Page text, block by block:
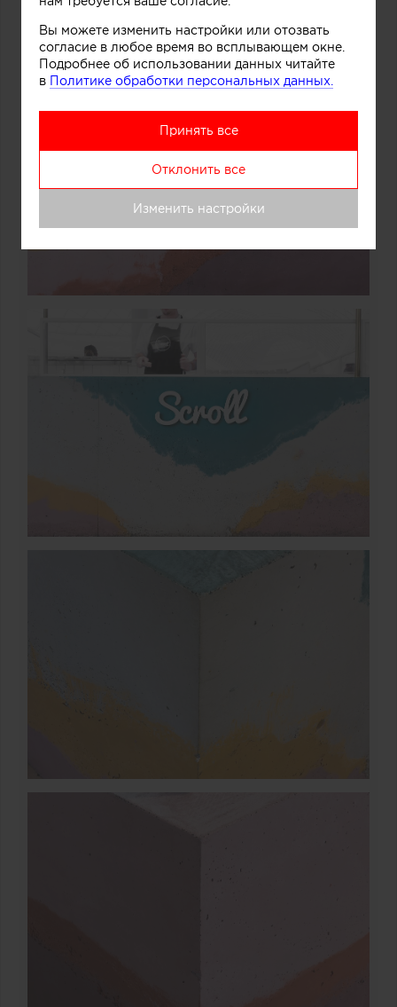
Вы можете изменить настройки или отозвать
согласие в любое время во всплывающем окне.
Подробнее об использовании данных читайте
в Политике обработки персональных данных.
Принять все
Отклонить все
Изменить настройки